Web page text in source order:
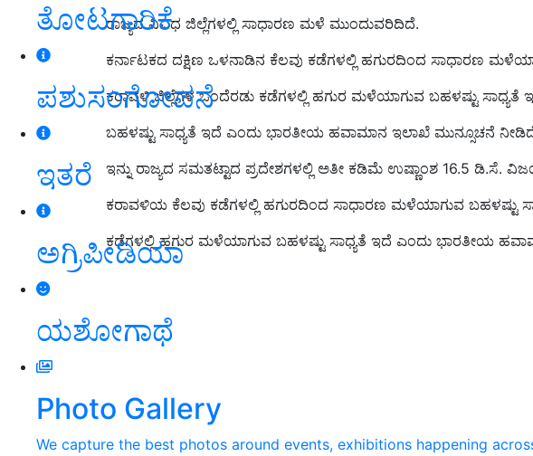
ತೋಟಗಾರಿಕೆ
ಪಶುಸಂಗೋಪನೆ
ಇತರೆ
ಅಗ್ರಿಪೀಡಿಯಾ
ಯಶೋಗಾಥೆ
Photo Gallery
We capture the best photos around events, exhibitions happening
ರಾಜ್ಯದ ವಿವಿಧ ಜಿಲ್ಲೆಗಳಲ್ಲಿ ಸಾಧಾರಣ ಮಳೆ ಮುಂದುವರಿದಿದೆ.
ಕರ್ನಾಟಕದ ದಕ್ಷಿಣ ಒಳನಾಡಿನ ಕೆಲವು ಕಡೆಗಳಲ್ಲಿ ಹಗುರದಿಂದ ಸಾಧಾರಣ
ಕರಾವಳಿ ಜಿಲ್ಲೆಗಳಒಂದೆರಡು ಕಡೆಗಳಲ್ಲಿ ಹಗುರ ಮಳೆಯಾಗುವ ಬಹಳಷ್ಟು
ಬಹಳಷ್ಟು ಸಾಧ್ಯತೆ ಇದೆ ಎಂದು ಭಾರತೀಯ ಹವಾಮಾನ ಇಲಾಖೆ ಮುನ್ಸೂಚನೆ
ಇನ್ನು ರಾಜ್ಯದ ಸಮತಟ್ಟಾದ ಪ್ರದೇಶಗಳಲ್ಲಿ ಅತೀ ಕಡಿಮೆ ಉಷ್ಣಾಂಶ 16.5 ಡಿ.ಸೆ.
ಕರಾವಳಿಯ ಕೆಲವು ಕಡೆಗಳಲ್ಲಿ ಹಗುರದಿಂದ ಸಾಧಾರಣ ಮಳೆಯಾಗುವ ಬಹಳಷ್ಟು
ಕಡೆಗಳಲ್ಲಿ ಹಗುರ ಮಳೆಯಾಗುವ ಬಹಳಷ್ಟು ಸಾಧ್ಯತೆ ಇದೆ ಎಂದು ಭಾರತೀಯ